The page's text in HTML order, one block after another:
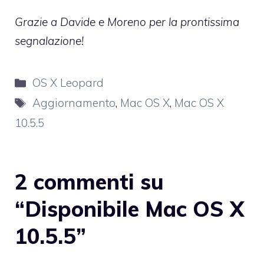
Grazie a Davide e Moreno per la prontissima
segnalazione!
Categorie
OS X Leopard
Tag
Aggiornamento, Mac OS X, Mac OS X
10.5.5
2 commenti su
“Disponibile Mac OS X
10.5.5”